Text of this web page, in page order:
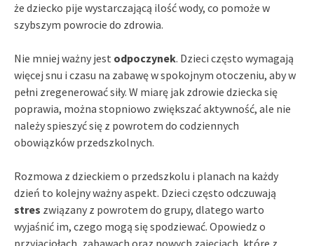
że dziecko pije wystarczającą ilość wody, co pomoże w
szybszym powrocie do zdrowia.
Nie mniej ważny jest odpoczynek. Dzieci często wymagają
więcej snu i czasu na zabawę w spokojnym otoczeniu, aby w
pełni zregenerować siły. W miarę jak zdrowie dziecka się
poprawia, można stopniowo zwiększać aktywność, ale nie
należy spieszyć się z powrotem do codziennych
obowiązków przedszkolnych.
Rozmowa z dzieckiem o przedszkolu i planach na każdy
dzień to kolejny ważny aspekt. Dzieci często odczuwają
stres związany z powrotem do grupy, dlatego warto
wyjaśnić im, czego mogą się spodziewać. Opowiedz o